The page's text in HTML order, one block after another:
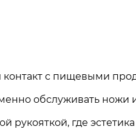
с пищевыми
обслуживать ножи
рукояткой, где эстетика